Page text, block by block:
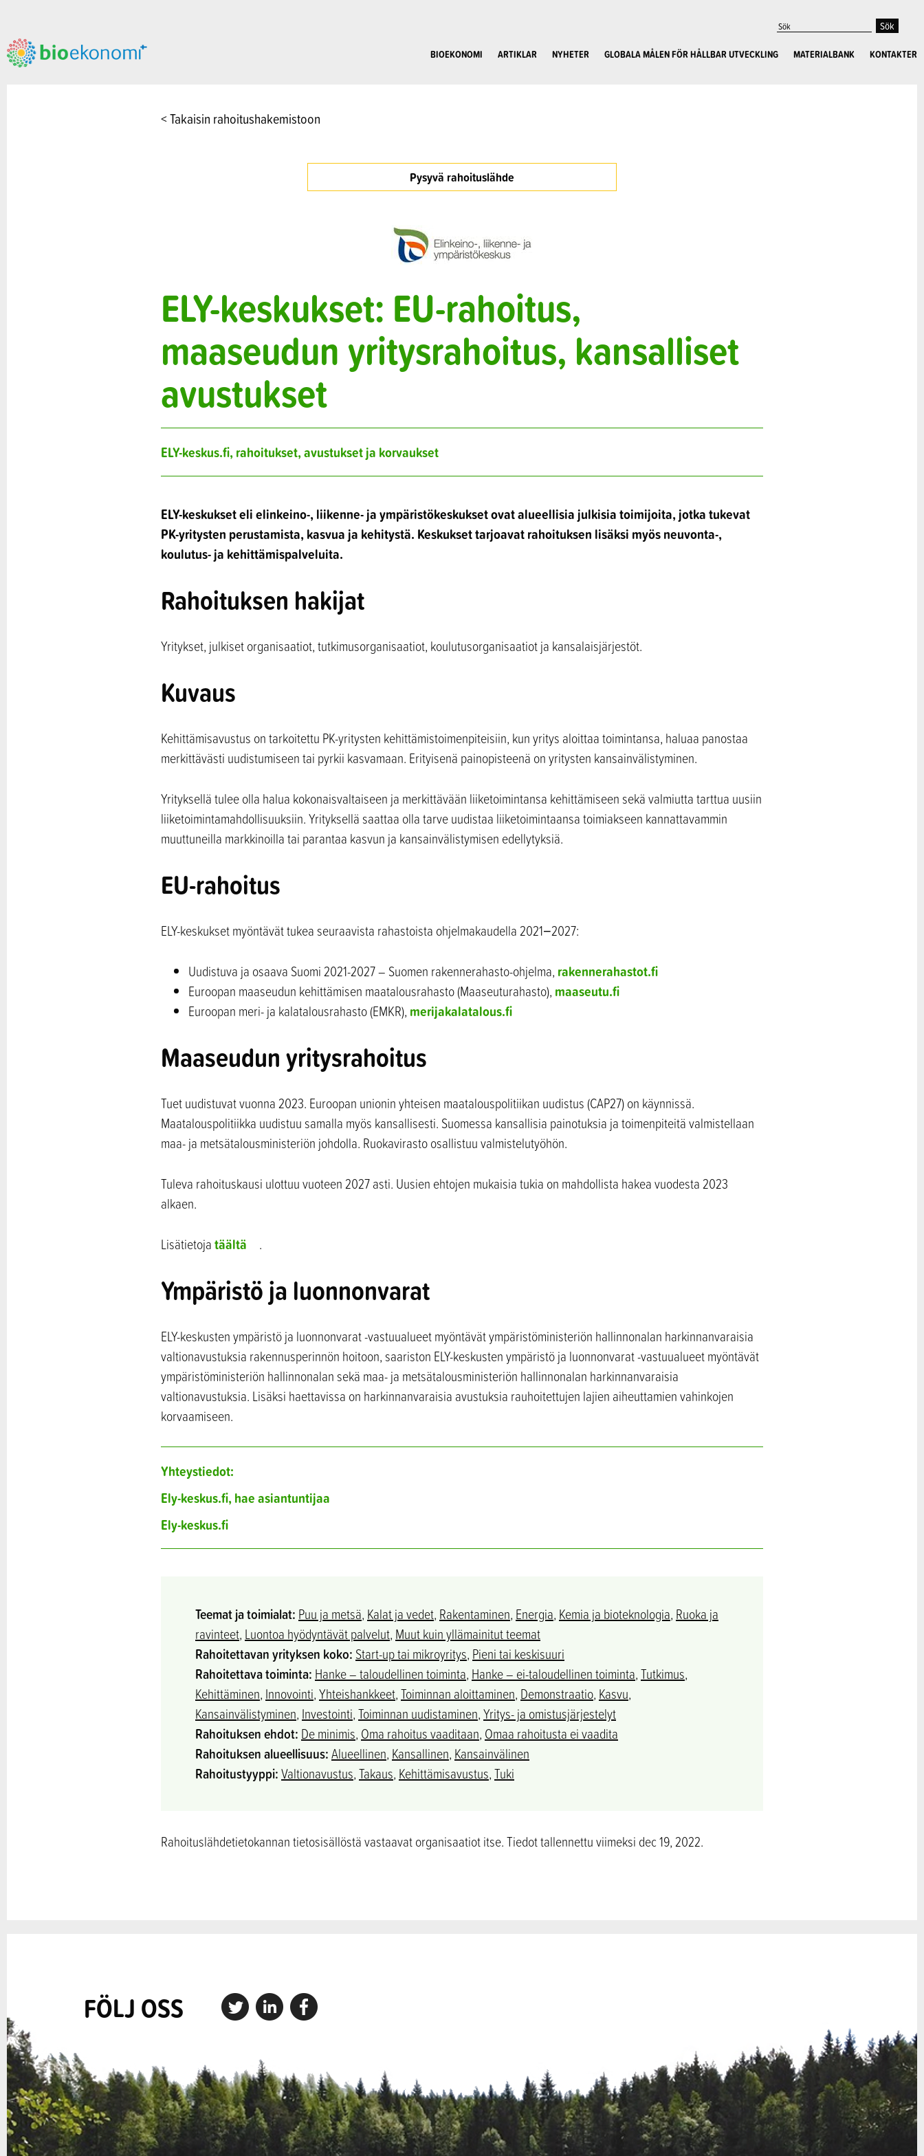
BIOEKONOMI ARTIKLAR NYHETER GLOBALA MÅLEN FÖR HÅLLBAR UTVECKLING MATERIALBANK KONTAKTER
< Takaisin rahoitushakemistoon
Pysyvä rahoituslähde
ELY-keskukset: EU-rahoitus,
maaseudun yritysrahoitus, kansalliset
avustukset
ELY-keskus.fi, rahoitukset, avustukset ja korvaukset
ELY-keskukset eli elinkeino-, liikenne- ja ympäristökeskukset ovat alueellisia julkisia toimijoita, jotka tukevat
PK-yritysten perustamista, kasvua ja kehitystä. Keskukset tarjoavat rahoituksen lisäksi myös neuvonta-,
koulutus- ja kehittämispalveluita.
Rahoituksen hakijat
Yritykset, julkiset organisaatiot, tutkimusorganisaatiot, koulutusorganisaatiot ja kansalaisjärjestöt.
Kuvaus
Kehittämisavustus on tarkoitettu PK-yritysten kehittämistoimenpiteisiin, kun yritys aloittaa toimintansa, haluaa panostaa
merkittävästi uudistumiseen tai pyrkii kasvamaan. Erityisenä painopisteenä on yritysten kansainvälistyminen.
Yrityksellä tulee olla halua kokonaisvaltaiseen ja merkittävään liiketoimintansa kehittämiseen sekä valmiutta tarttua uusiin
liiketoimintamahdollisuuksiin. Yrityksellä saattaa olla tarve uudistaa liiketoimintaansa toimiakseen kannattavammin
muuttuneilla markkinoilla tai parantaa kasvun ja kansainvälistymisen edellytyksiä.
EU-rahoitus
ELY-keskukset myöntävät tukea seuraavista rahastoista ohjelmakaudella 2021−2027:
Uudistuva ja osaava Suomi 2021-2027 – Suomen rakennerahasto-ohjelma, rakennerahastot.fi
Euroopan maaseudun kehittämisen maatalousrahasto (Maaseuturahasto), maaseutu.fi
Euroopan meri- ja kalatalousrahasto (EMKR), merijakalatalous.fi
Maaseudun yritysrahoitus
Tuet uudistuvat vuonna 2023. Euroopan unionin yhteisen maatalouspolitiikan uudistus (CAP27) on käynnissä.
Maatalouspolitiikka uudistuu samalla myös kansallisesti. Suomessa kansallisia painotuksia ja toimenpiteitä valmistellaan
maa- ja metsätalousministeriön johdolla. Ruokavirasto osallistuu valmistelutyöhön.
Tuleva rahoituskausi ulottuu vuoteen 2027 asti. Uusien ehtojen mukaisia tukia on mahdollista hakea vuodesta 2023
alkaen.
Lisätietojatäältä .
Ympäristö ja luonnonvarat
ELY-keskusten ympäristö ja luonnonvarat -vastuualueet myöntävät ympäristöministeriön hallinnonalan harkinnanvaraisia
valtionavustuksia rakennusperinnön hoitoon, saariston ELY-keskusten ympäristö ja luonnonvarat -vastuualueet myöntävät
ympäristöministeriön hallinnonalan sekä maa- ja metsätalousministeriön hallinnonalan harkinnanvaraisia
valtionavustuksia. Lisäksi haettavissa on harkinnanvaraisia avustuksia rauhoitettujen lajien aiheuttamien vahinkojen
korvaamiseen.
Yhteystiedot:
Ely-keskus.fi, hae asiantuntijaa
Ely-keskus.fi
Teemat ja toimialat: Puu ja metsä, Kalat ja vedet, Rakentaminen, Energia, Kemia ja bioteknologia, Ruoka ja
ravinteet, Luontoa hyödyntävät palvelut, Muut kuin yllämainitut teemat
Rahoitettavan yrityksen koko: Start-up tai mikroyritys, Pieni tai keskisuuri
Rahoitettava toiminta: Hanke – taloudellinen toiminta​, Hanke – ei-taloudellinen toiminta,Tutkimus,
Kehittäminen, Innovointi,Yhteishankkeet,Toiminnan aloittaminen, Demonstraatio, Kasvu,
Kansainvälistyminen, Investointi,Toiminnan uudistaminen,Yritys- ja omistusjärjestelyt
Rahoituksen ehdot: De minimis, Oma rahoitus vaaditaan, Omaa rahoitusta ei vaadita
Rahoituksen alueellisuus:Alueellinen, Kansallinen, Kansainvälinen
Rahoitustyyppi:Valtionavustus,Takaus, Kehittämisavustus,Tuki
Rahoituslähdetietokannan tietosisällöstä vastaavat organisaatiot itse. Tiedot tallennettu viimeksi dec 19, 2022.
FÖLJ OSS